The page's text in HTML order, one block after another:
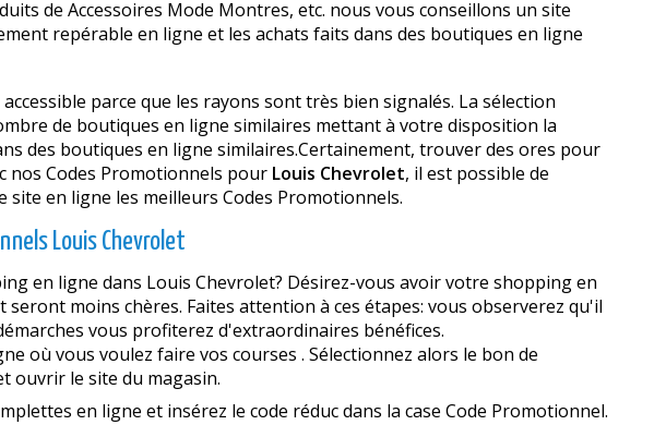
de Accessoires Mode Montres, etc. nous vous conseillons un site
repérable en ligne et les achats faits dans des boutiques en ligne
parce que les rayons sont très bien signalés. La sélection
de boutiques en ligne similaires mettant à votre disposition la
des boutiques en ligne similaires.Certainement, trouver des offres pour
nos Codes Promotionnels pour Louis Chevrolet, il est possible de
site en ligne les meilleurs Codes Promotionnels.
Louis Chevrolet
en ligne dans Louis Chevrolet? Désirez-vous avoir votre shopping en
moins chères. Faites attention à ces étapes: vous observerez qu'il
vous profiterez d'extraordinaires bénéfices.
où vous voulez faire vos courses . Sélectionnez alors le bon de
ouvrir le site du magasin.
en ligne et insérez le code réduc dans la case Code Promotionnel.